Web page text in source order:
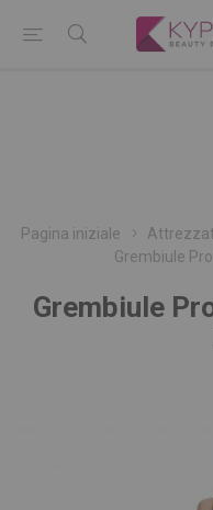
Pagina iniziale
Grembiule
Grembiule